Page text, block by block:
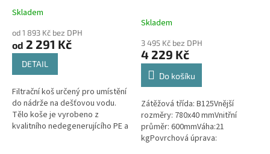
i DN160
Průměrné
produktu
je
hvězdiček.
Skladem
od 1 893 Kč bez DPH
od 2 291 Kč
DETAIL
Filtrační koš určený pro umístění
do nádrže na dešťovou vodu.
Tělo koše je vyrobeno z
kvalitního nedegenerujícího PE a
Skladem
3 495 Kč bez DPH
4 229 Kč
Do košíku
Zátěžová třída: B125Vnější
rozměry: 780x40 mmVnitřní
průměr: 600mmVáha:21
kgPovrchová úprava: